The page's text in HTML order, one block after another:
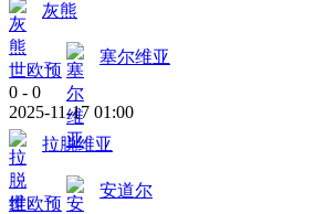
灰熊
世欧预
塞尔维亚
0 - 0
2025-11-17 01:00
拉脱维亚
世欧预
安道尔